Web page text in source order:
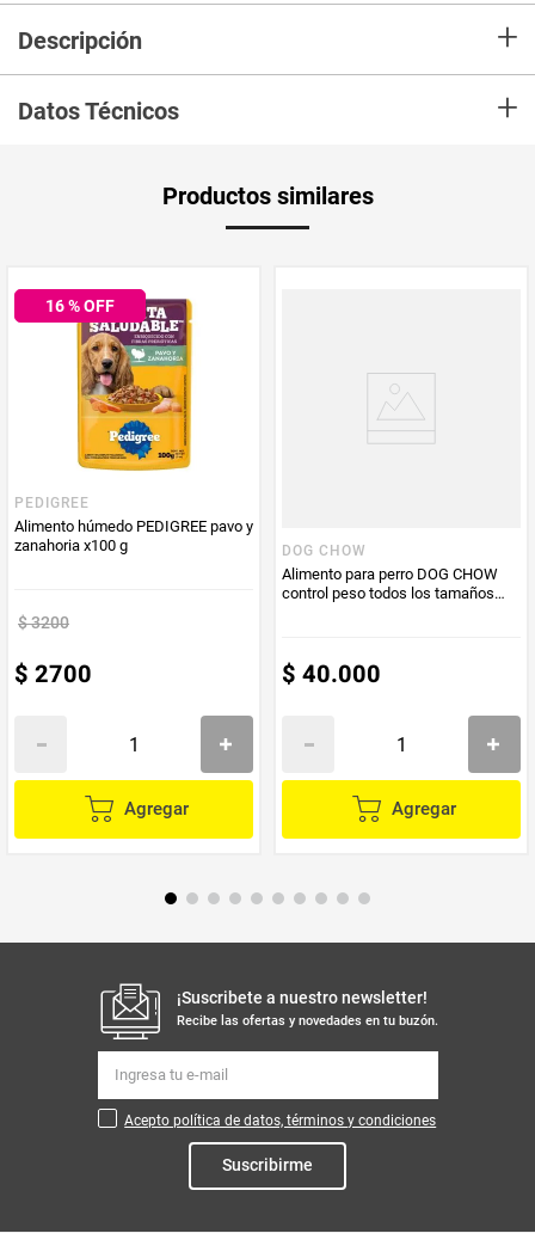
Descripción +
como complemento a una dieta balanceada en todas las etapas de la
Datos Técnicos +
Peso Neto
Producto (kg)
PUM - Unidad
de Medida
Productos similares
16% OFF
PEDIGREE
Alimento húmedo PEDIGREE pavo y
zanahoria x100 g
$3200
$ 2700
Agregar
DOG CHOW
Alimento para perro DOG CHOW
control peso todos los tamaños
$ 40.000
Agregar
¡Suscribete a nuestro newsletter!
Recibe las ofertas y novedades en tu buzón.
Acepto política de datos, términos y condiciones
Suscribirme